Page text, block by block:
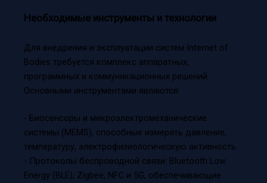
Необходимые инструменты и технологии
Для внедрения и эксплуатации систем Internet of
Bodies требуется комплекс аппаратных,
программных и коммуникационных решений.
Основными инструментами являются:
- Биосенсоры и микроэлектромеханические
системы (MEMS), способные измерять давление,
температуру, электрофизиологическую активность.
- Протоколы беспроводной связи: Bluetooth Low
Energy (BLE), Zigbee, NFC и 5G, обеспечивающие